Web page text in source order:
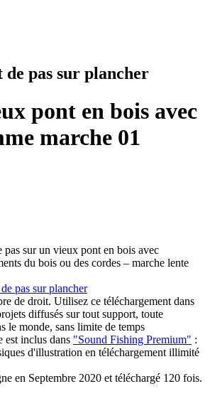
pas sur plancher
pont en bois avec
marche 01
pas sur un vieux pont en bois avec
du bois ou des cordes – marche lente
pas sur plancher
de droit. Utilisez ce téléchargement dans
diffusés sur tout support, toute
le monde, sans limite de temps
est inclus dans "Sound Fishing Premium" :
d'illustration en téléchargement illimité
en Septembre 2020 et téléchargé 120 fois.